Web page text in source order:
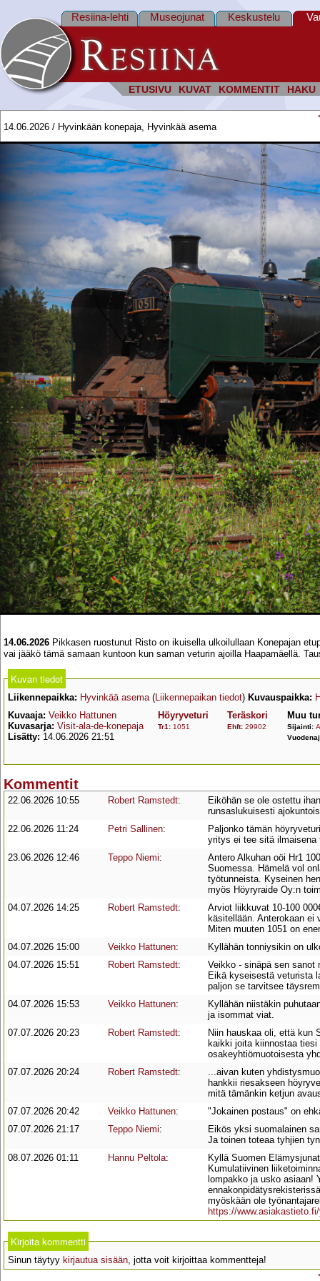
ETUSIVU KUVAT KOMMENTIT HAKU
Resiina-lehti Museojunat Keskustelu
14.06.2026 / Hyvinkään konepaja, Hyvinkää asema
14.06.2026 Pikkasen ruostunut Risto on ikuisella ulkoilullaan Konepajan
vai jääkö tämä samaan kuntoon kun saman veturin ajoilla Haapamäellä.
Kuvan tiedot
Liikennepaikka: Hyvinkää asema(Liikennepaikan tiedot) Kuvauspaikka:
Kuvaaja: Veikko Hattunen
Kuvasarja: Visit-ala-de-konepaja
Lisätty: 14.06.2026 21:51
Höyryveturi
Tr1 : 1051
Teräskori
Ehft: 29902
Muu
Sijainti:
Kommentit
22.06.2026 10:55 Robert Ramstedt:
Eiköhän se ole ostettu
runsaslukuisesti
22.06.2026 11:24
Petri Sallinen:
Paljonko tämän
yritys ei tee sitä ilmaisena
23.06.2026 12:46
Teppo Niemi:
Antero Alkuhan oöi Hr1
Suomessa. Hämelä vol
työtunneista. Kyseinen
myös Höyryraide Oy:n
04.07.2026 14:25
Robert Ramstedt:
Arviot liikkuvat 10-100
käsitellään. Anterokaan ei
Miten muuten 1051 on
04.07.2026 15:00
Veikko Hattunen:
Kyllähän tonniysikin on
04.07.2026 15:51
Robert Ramstedt:
Veikko - sinäpä sen sanot
Eikä kyseisestä veturista
paljon se tarvitsee
04.07.2026 15:53
Veikko Hattunen:
Kyllähän niistäkin
ja isommat viat.
07.07.2026 20:23
Robert Ramstedt:
Niin hauskaa oli, että kun
kaikki joita kiinnostaa
osakeyhtiömuotoisesta
07.07.2026 20:24
Robert Ramstedt:
...aivan kuten
hankkii riesakseen
mitä tämänkin ketjun
07.07.2026 20:42
Veikko Hattunen:
"Jokainen postaus" on
07.07.2026 21:17
Teppo Niemi:
Eikös yksi suomalainen
Ja toinen toteaa tyhjien
08.07.2026 01:11
Hannu Peltola:
Kyllä Suomen
Kumulatiivinen
lompakko ja usko asiaan!
myöskään ole
https://
Kirjoita kommentti
Sinun täytyy kirjautua sisään, jotta voit kirjoittaa kommentteja!